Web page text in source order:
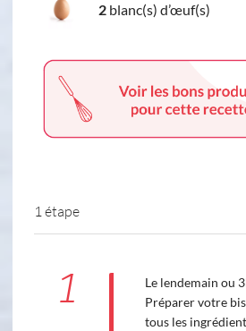
2 blanc(s) d’œuf(s)
1 étape
1
Le lendemain ou
Préparer votre
tous les